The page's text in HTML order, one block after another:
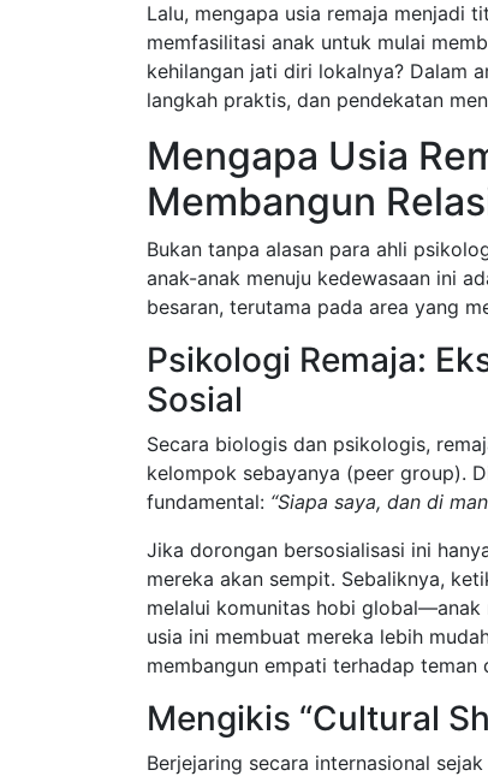
Lalu, mengapa usia remaja menjadi
memfasilitasi anak untuk mulai
kehilangan jati diri lokalnya? Dalam
langkah praktis, dan pendekatan
Mengapa Usia
Membangun
Bukan tanpa alasan para ahli
anak-anak menuju kedewasaan ini
besaran, terutama pada area yang
Psikologi Remaja:
Sosial
Secara biologis dan psikologis,
kelompok sebayanya (peer group).
fundamental: “Siapa saya, dan di
Jika dorongan bersosialisasi ini
mereka akan sempit. Sebaliknya,
melalui komunitas hobi global—anak
usia ini membuat mereka lebih
membangun empati terhadap
Mengikis “Cultural
Berjejaring secara internasional